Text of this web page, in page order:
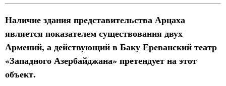
Наличие здания представительства Арцаха
является показателем существования двух
Армений, а действующий в Баку Ереванский театр
«Западного Азербайджана» претендует на этот
объект.